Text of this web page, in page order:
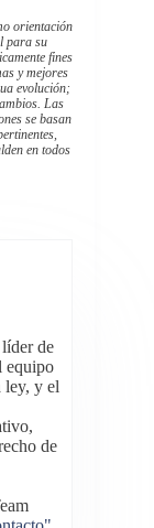
orientación
para su
fines
y mejores
evolución;
Las
se basan
en todos
de
equipo
ley, y el
de